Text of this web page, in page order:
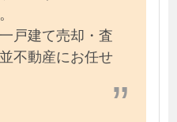
戸建て売却・査
不動産にお任せ